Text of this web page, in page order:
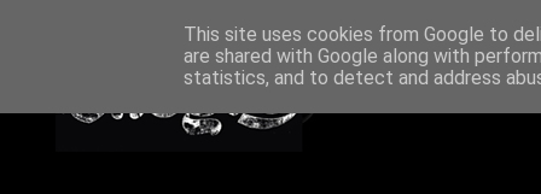
This site uses cookies from Google to
are shared with Google along with
statistics, and to detect and address